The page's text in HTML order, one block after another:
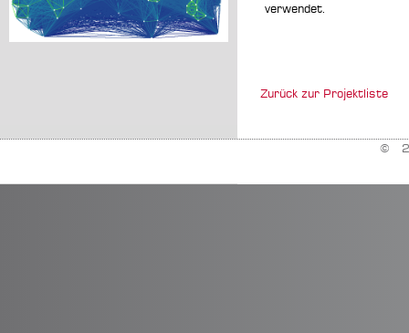
verwendet.
Zurück zur Projektliste
©